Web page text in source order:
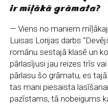
ir mīļākā grāmata?
— Viens no maniem
Luisas Lorijas darbs
romānu sestajā klasē un
pārlasījusi jau reizes trīs
pārlasu šo grāmatu, es
tas mani piesaista
pazīstams, tā nobeigums